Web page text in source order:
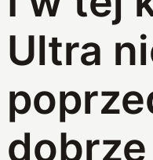
Ultra
dobrze